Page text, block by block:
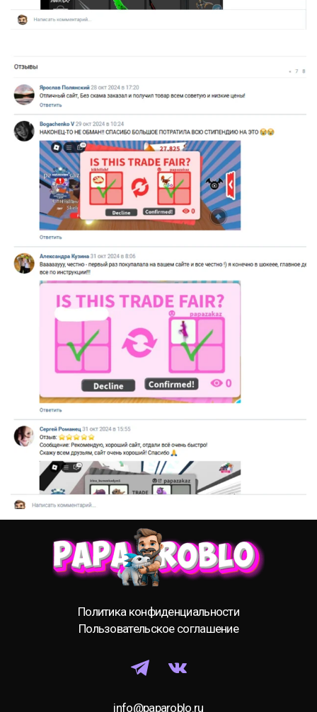
Политика конфиденциальности
Пользовательское соглашение
info@paparoblo.ru